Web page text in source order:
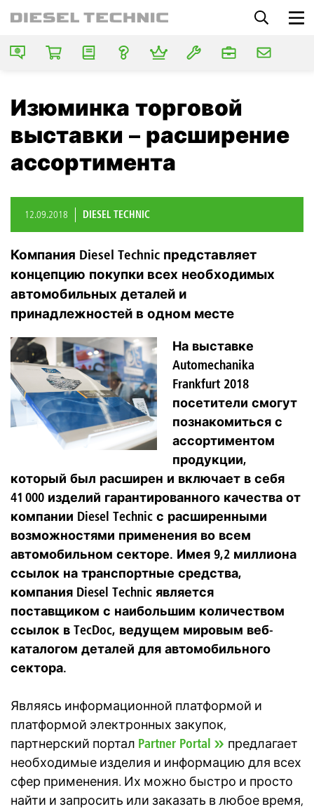
Изюминка торговой
выставки – расширение
ассортимента
12.09.2018 DIESEL TECHNIC
Компания Diesel Technic представляет
концепцию покупки всех необходимых
автомобильных деталей и
принадлежностей в одном месте
На выставке
Automechanika
Frankfurt 2018
посетители смогут
познакомиться с
ассортиментом
продукции,
который был расширен и включает в себя
41 000 изделий гарантированного качества от
компании Diesel Technic с расширенными
возможностями применения во всем
автомобильном секторе. Имея 9,2 миллиона
ссылок на транспортные средства,
компания Diesel Technic является
поставщиком с наибольшим количеством
ссылок в TecDoc, ведущем мировым веб-
каталогом деталей для автомобильного
сектора.
Являясь информационной платформой и
платформой электронных закупок,
партнерский портал Partner Portal
предлагает
необходимые изделия и информацию для всех
сфер применения. Их можно быстро и просто
найти и запросить или заказать в любое время,